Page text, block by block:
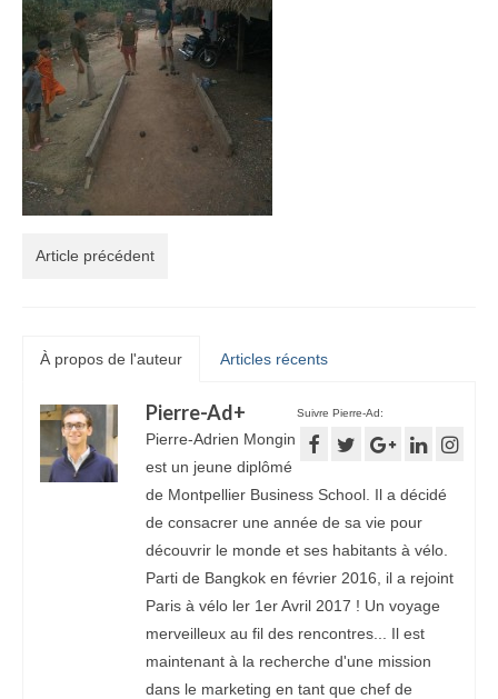
Article précédent
À propos de l'auteur Articles récents
Suivre Pierre-Ad:
Pierre-Ad+
Pierre-Adrien Mongin
est un jeune diplômé
de Montpellier Business School. Il a décidé
de consacrer une année de sa vie pour
découvrir le monde et ses habitants à vélo.
Parti de Bangkok en février 2016, il a rejoint
Paris à vélo ler 1er Avril 2017 ! Un voyage
merveilleux au fil des rencontres... Il est
maintenant à la recherche d'une mission
dans le marketing en tant que chef de